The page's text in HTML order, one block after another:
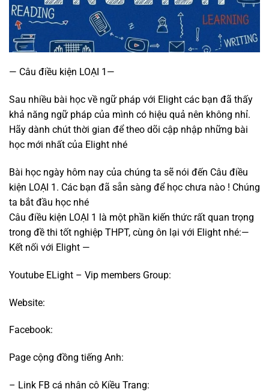
— Câu điều kiện LOẠI 1—
Sau nhiều bài học về ngữ pháp với Elight các bạn đã thấy
khả năng ngữ pháp của mình có hiệu quả nên không nhỉ.
Hãy dành chút thời gian để theo dõi cập nhập những bài
học mới nhất của Elight nhé
Bài học ngày hôm nay của chúng ta sẽ nói đến Câu điều
kiện LOẠI 1. Các bạn đã sẵn sàng để học chưa nào ! Chúng
ta bắt đầu học nhé
Câu điều kiện LOẠI 1 là một phần kiến thức rất quan trọng
trong đề thi tốt nghiệp THPT, cùng ôn lại với Elight nhé:—
Kết nối với Elight —
Youtube ELight – Vip members Group:
Website:
Facebook:
Page cộng đồng tiếng Anh:
– Link FB cá nhân cô Kiều Trang: